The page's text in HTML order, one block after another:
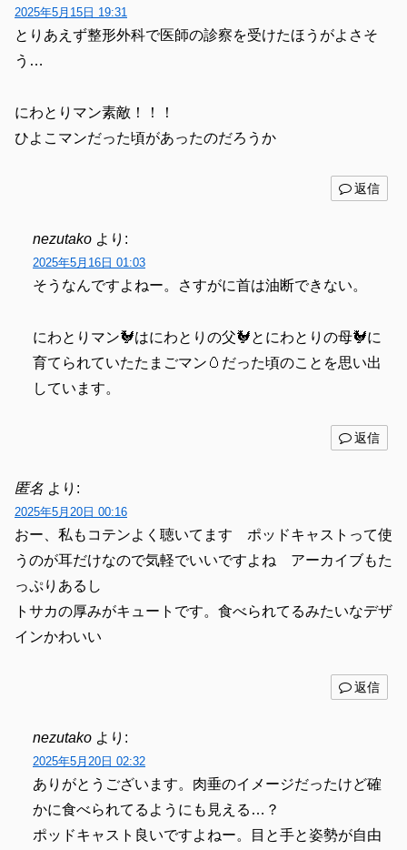
2025年5月15日 19:31
とりあえず整形外科で医師の診察を受けたほうがよさそ
う…
にわとりマン素敵！！！
ひよこマンだった頃があったのだろうか
返信
nezutako より:
2025年5月16日 01:03
そうなんですよねー。さすがに首は油断できない。
にわとりマン🐓はにわとりの父🐓とにわとりの母🐓に
育てられていたたまごマン🥚だった頃のことを思い出
しています。
返信
匿名 より:
2025年5月20日 00:16
おー、私もコテンよく聴いてます ポッドキャストって使
うのが耳だけなので気軽でいいですよね アーカイブもた
っぷりあるし
トサカの厚みがキュートです。食べられてるみたいなデザ
インかわいい
返信
nezutako より:
2025年5月20日 02:32
ありがとうございます。肉垂のイメージだったけど確
かに食べられてるようにも見える…？
ポッドキャスト良いですよねー。目と手と姿勢が自由